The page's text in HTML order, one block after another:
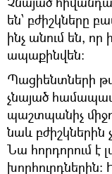
են՝ բժիշկները
ինչ անում են,
ապաքինվեն։
Պացիենտների
չնայած
պաշտպանիչ
նաև բժիշկներին
Նա հորդորում է